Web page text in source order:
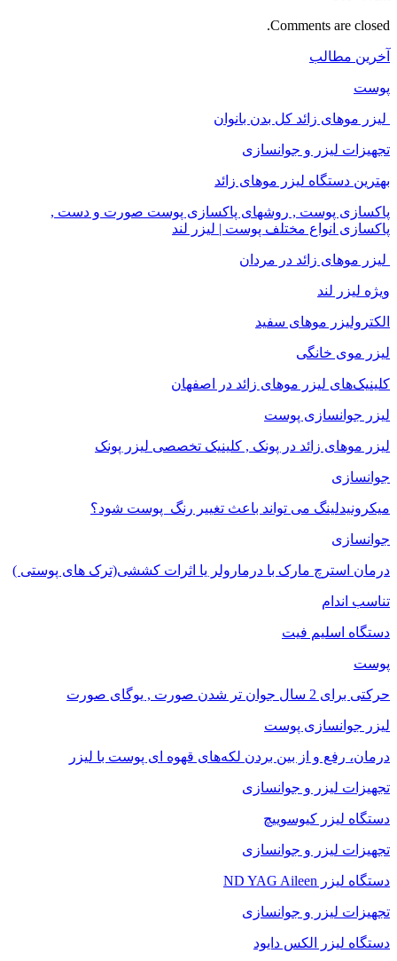
Comments are closed.
آخرین مطالب
پوست
لیزر موهای زائد کل بدن بانوان
تجهیزات لیزر و جوانسازی
بهترین دستگاه لیزر موهای زائد
پاکسازی پوست , روشهای پاکسازی پوست صورت و دست ,
پاکسازی انواع مختلف پوست | لیزر لند
لیزر موهای زائد در مردان
ویژه لیزر لند
الکترولیزر موهای سفید
لیزر موی خانگی
کلینیک‌های لیزر موهای زائد در اصفهان
لیزر جوانسازی پوست
لیزر موهای زائد در پونک , کلینیک تخصصی لیزر پونک
جوانسازی
میکرونیدلینگ می تواند باعث تغییر رنگ ‍ پوست شود؟
جوانسازی
درمان استرچ مارک با درمارولر یا اثرات کششی(ترک های پوستی )
تناسب اندام
دستگاه اسلیم فیت
پوست
حرکتی برای 2 سال جوان تر شدن صورت , یوگای صورت
لیزر جوانسازی پوست
درمان، رفع و از بین بردن لکه‌های قهوه ای پوست با لیزر
تجهیزات لیزر و جوانسازی
دستگاه لیزر کیوسوییچ
تجهیزات لیزر و جوانسازی
دستگاه لیزر ND YAG Aileen
تجهیزات لیزر و جوانسازی
دستگاه لیزر الکس دایود